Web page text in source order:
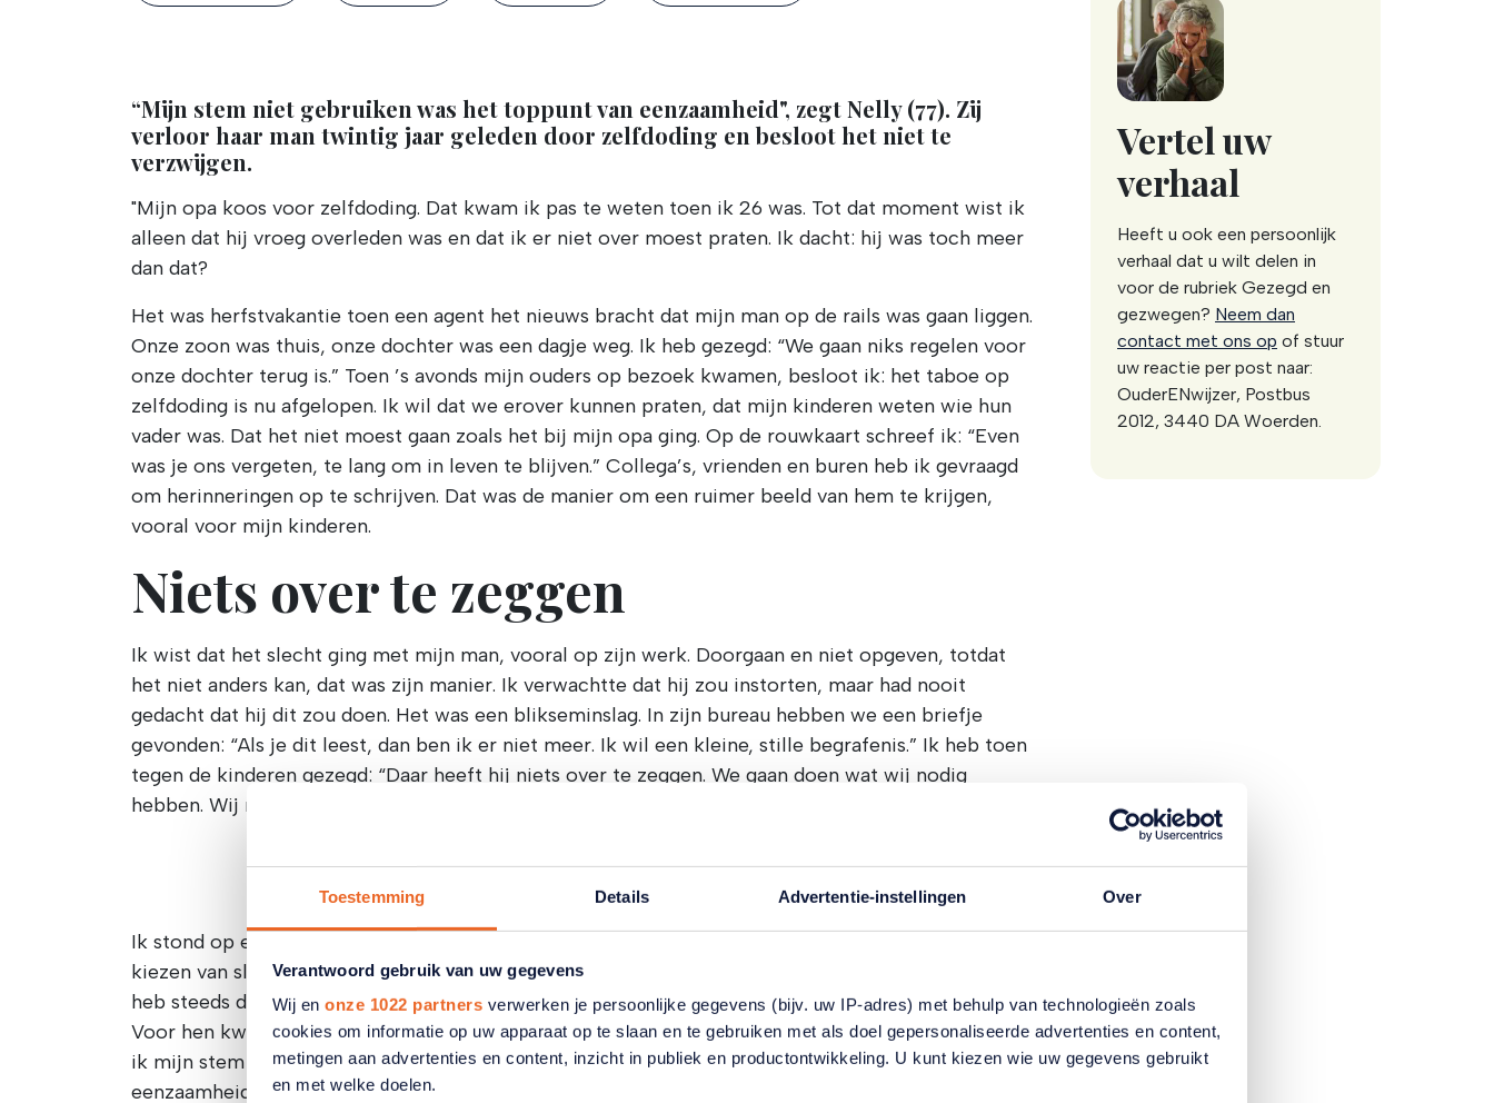
Toestemming Details Advertentie-instellingen Over
Verantwoord gebruik van uw gegevens
Wij en onze 1022 partners verwerken je persoonlijke gegevens (bijv. uw IP-adres) met behulp van technologieën zoals
cookies om informatie op uw apparaat op te slaan en te gebruiken met als doel gepersonaliseerde advertenties en content,
metingen aan advertenties en content, inzicht in publiek en productontwikkeling. U kunt kiezen wie uw gegevens gebruikt
en met welke doelen.
“Mijn stem niet gebruiken was het toppunt van eenzaamheid", zegt Nelly (77). Zij
verloor haar man twintig jaar geleden door zelfdoding en besloot het niet te
verzwijgen.
"Mijn opa koos voor zelfdoding. Dat kwam ik pas te weten toen ik 26 was. Tot dat moment wist ik
alleen dat hij vroeg overleden was en dat ik er niet over moest praten. Ik dacht: hij was toch meer
dan dat?
Het was herfstvakantie toen een agent het nieuws bracht dat mijn man op de rails was gaan liggen.
Onze zoon was thuis, onze dochter was een dagje weg. Ik heb gezegd: “We gaan niks regelen voor
onze dochter terug is.” Toen ’s avonds mijn ouders op bezoek kwamen, besloot ik: het taboe op
zelfdoding is nu afgelopen. Ik wil dat we erover kunnen praten, dat mijn kinderen weten wie hun
vader was. Dat het niet moest gaan zoals het bij mijn opa ging. Op de rouwkaart schreef ik: “Even
was je ons vergeten, te lang om in leven te blijven.” Collega’s, vrienden en buren heb ik gevraagd
om herinneringen op te schrijven. Dat was de manier om een ruimer beeld van hem te krijgen,
vooral voor mijn kinderen.
Niets over te zeggen
Ik wist dat het slecht ging met mijn man, vooral op zijn werk. Doorgaan en niet opgeven, totdat
het niet anders kan, dat was zijn manier. Ik verwachtte dat hij zou instorten, maar had nooit
gedacht dat hij dit zou doen. Het was een blikseminslag. In zijn bureau hebben we een briefje
gevonden: “Als je dit leest, dan ben ik er niet meer. Ik wil een kleine, stille begrafenis.” Ik heb toen
tegen de kinderen gezegd: “Daar heeft hij niets over te zeggen. We gaan doen wat wij nodig
hebben. Wij moeten verder en iedereen mag weten wat er gebeurd is.”
Ik stond op een T-kruising. Rechtdoor kon niet meer, die weg was afgesneden. Ik kon de kant
kiezen van slachtofferschap of de kant om er zelf iets van te maken. Ik koos voor het laatste en
heb steeds de levenskracht gevoeld om verder te gaan. Dat ik kinderen had, was levensreddend.
Voor hen kwam ik mijn bed uit. Later, toen de kinderen de deur uit waren, dacht ik ’s avonds: heb
ik mijn stem wel gebruikt vandaag? Voor mij was mijn stem niet gebruiken het toppunt van
eenzaamheid.
Vertel uw
verhaal
Heeft u ook een persoonlijk
verhaal dat u wilt delen in
voor de rubriek Gezegd en
gezwegen? Neem dan
contact met ons op of stuur
uw reactie per post naar:
OuderENwijzer, Postbus
2012, 3440 DA Woerden.